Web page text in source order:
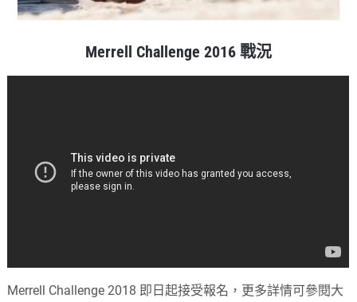
Merrell Challenge 2016 戰況
Merrell Challenge 2018 即日起接受報名，更多詳情可參閱大